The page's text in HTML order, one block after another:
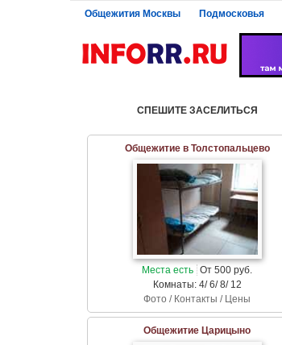
Общежития Москвы Подмосковья
СПЕШИТЕ ЗАСЕЛИТЬСЯ
Общежитие в Толстопальцево
Места есть От 500 руб.
Комнаты: 4/ 6/ 8/ 12
Фото / Контакты / Цены
Общежитие Царицыно